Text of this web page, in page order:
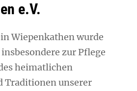
e.V.
Wiepenkathen wurde
zur Pflege
heimatlichen
Traditionen unserer